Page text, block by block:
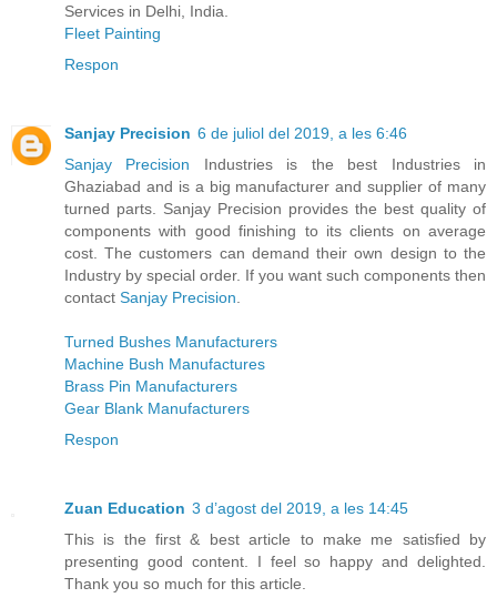
Services in Delhi, India.
Fleet Painting
Respon
Sanjay Precision 6 de juliol del 2019, a les 6:46
Sanjay Precision Industries is the best Industries in
Ghaziabad and is a big manufacturer and supplier of many
turned parts. Sanjay Precision provides the best quality of
components with good finishing to its clients on average
cost. The customers can demand their own design to the
Industry by special order. If you want such components then
contact Sanjay Precision.
Turned Bushes Manufacturers
Machine Bush Manufactures
Brass Pin Manufacturers
Gear Blank Manufacturers
Respon
Zuan Education 3 d’agost del 2019, a les 14:45
This is the first & best article to make me satisfied by
presenting good content. I feel so happy and delighted.
Thank you so much for this article.